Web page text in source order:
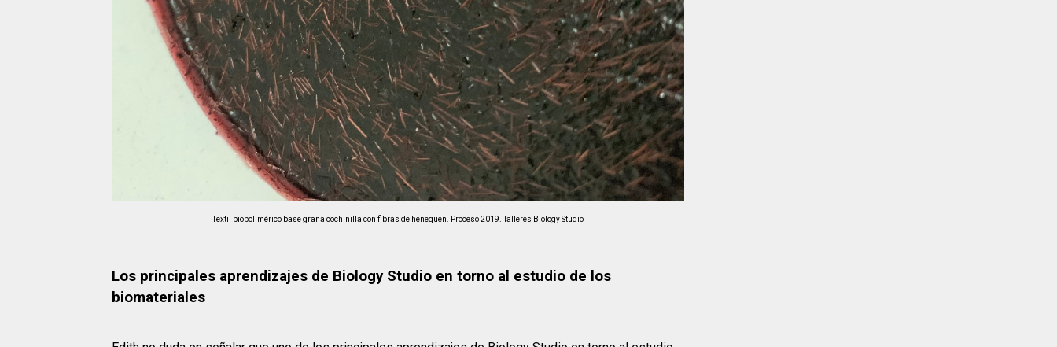
Textil biopolimérico base grana cochinilla con fibras de henequen. Proceso 2019. Talleres Biology Studio
Los principales aprendizajes de Biology Studio en torno al estudio de los
biomateriales